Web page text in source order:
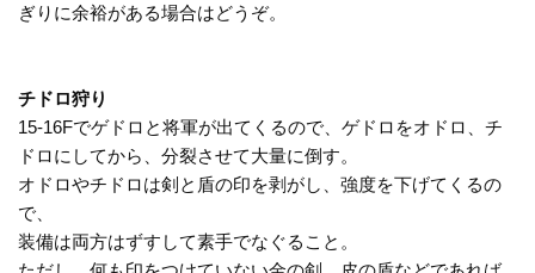
ぎりに余裕がある場合はどうぞ。
チドロ狩り
15-16Fでゲドロと将軍が出てくるので、ゲドロをオドロ、チ
ドロにしてから、分裂させて大量に倒す。
オドロやチドロは剣と盾の印を剥がし、強度を下げてくるの
で、
装備は両方はずすして素手でなぐること。